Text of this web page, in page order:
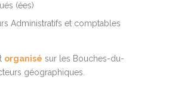
(ées)
Administratifs et comptables
organisé sur les Bouches-du-
géographiques.